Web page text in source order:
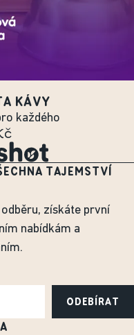
KÁVY
každého
TAJEMSTVÍ
získáte první
nabídkám a
ODEBÍRAT